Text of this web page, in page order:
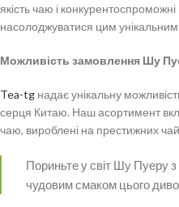
якість чаю і
насолоджуватися цим
Можливість замовлення Шу
Tea-tg надає унікальну
серця Китаю. Наш асортимент
чаю, вироблені на престижних
Пориньте у світ Шу Пуеру
чудовим смаком цього